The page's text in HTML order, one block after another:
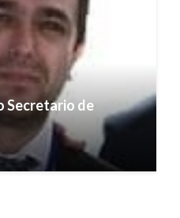
Secretario de